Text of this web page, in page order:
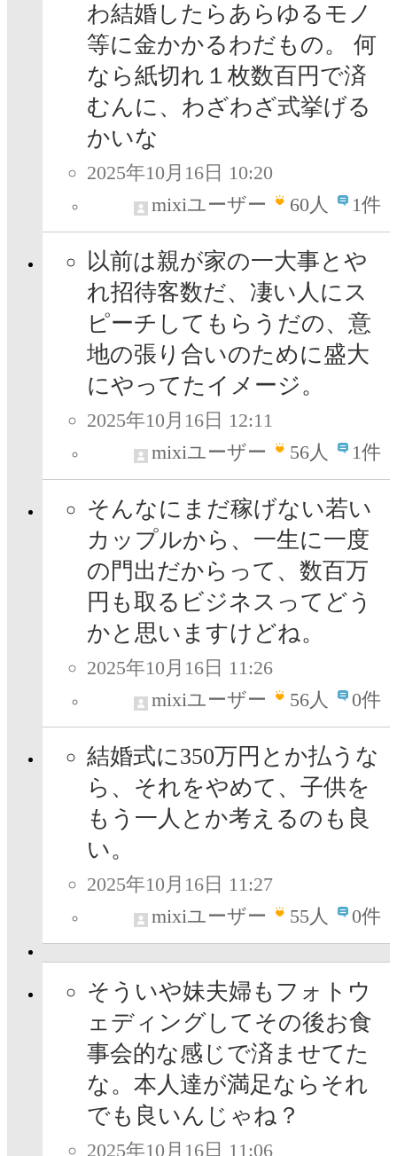
わ結婚したらあらゆるモノ
等に金かかるわだもの。 何
なら紙切れ１枚数百円で済
むんに、わざわざ式挙げる
かいな
2025年10月16日 10:20
mixiユーザー
60人 1件
以前は親が家の一大事とや
れ招待客数だ、凄い人にス
ピーチしてもらうだの、意
地の張り合いのために盛大
にやってたイメージ。
2025年10月16日 12:11
mixiユーザー
56人 1件
そんなにまだ稼げない若い
カップルから、一生に一度
の門出だからって、数百万
円も取るビジネスってどう
かと思いますけどね。
2025年10月16日 11:26
mixiユーザー
56人 0件
結婚式に350万円とか払うな
ら、それをやめて、子供を
もう一人とか考えるのも良
い。
2025年10月16日 11:27
mixiユーザー
55人 0件
そういや妹夫婦もフォトウ
ェディングしてその後お食
事会的な感じで済ませてた
な。本人達が満足ならそれ
でも良いんじゃね？
2025年10月16日 11:06